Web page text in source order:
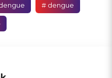
# dengue